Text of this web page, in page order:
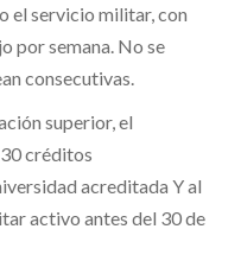
el servicio militar, con
por semana. No se
consecutivas.
superior, el
créditos
acreditada Y al
activo antes del 30 de